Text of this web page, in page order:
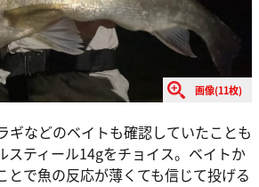
画像(11枚)
ギなどのベイトも確認していたことも
スティール14gをチョイス。ベイトか
とで魚の反応が薄くても信じて投げる